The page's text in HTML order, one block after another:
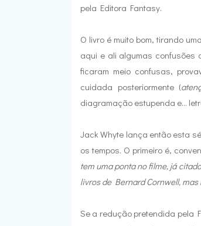
pela Editora Fantasy.
O livro é muito bom, tirando
aqui e ali algumas
ficaram meio confusas,
cuidada posteriormente (
diagramação estupenda e...
Jack Whyte lança então esta
os tempos. O primeiro é,
tem uma ponta no filme, já citado
livros de Bernard Cornwell,
Se a redução pretendida pela